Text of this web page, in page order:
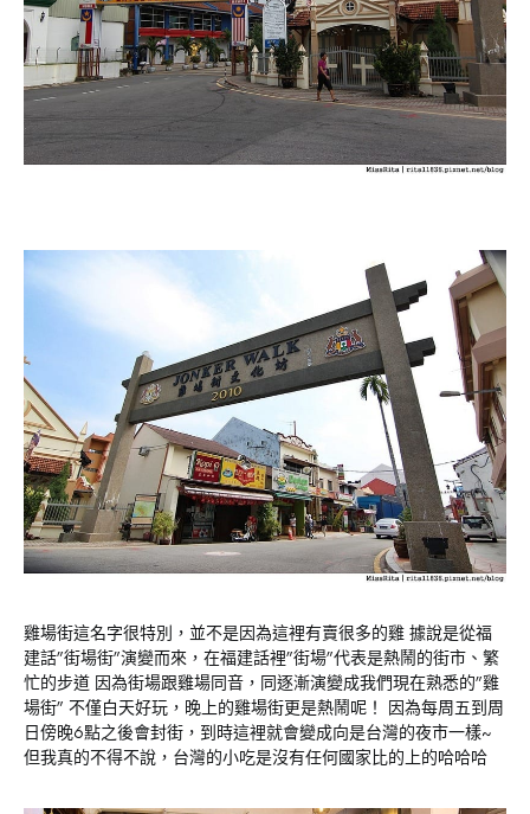
雞場街這名字很特別，並不是因為這裡有賣很多的雞 據說是從福
建話”街場街”演變而來，在福建話裡”街場”代表是熱鬧的街市、繁
忙的步道 因為街場跟雞場同音，同逐漸演變成我們現在熟悉的”雞
場街” 不僅白天好玩，晚上的雞場街更是熱鬧呢！ 因為每周五到周
日傍晚6點之後會封街，到時這裡就會變成向是台灣的夜市一樣~
但我真的不得不說，台灣的小吃是沒有任何國家比的上的哈哈哈